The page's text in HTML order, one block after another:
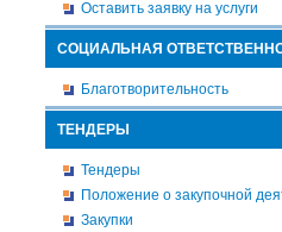
Оставить заявку на услуги
СОЦИАЛЬНАЯ
Благотворительность
ТЕНДЕРЫ
Тендеры
Положение о закупочной
Закупки